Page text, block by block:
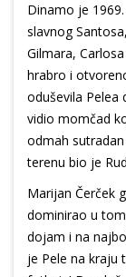
Dinamo je
slavnog
Gilmara,
hrabro i
oduševila Pelea
vidio momčad
odmah
terenu bio je
Marijan Čerček
dominirao u
dojam i na
je Pele na kraju